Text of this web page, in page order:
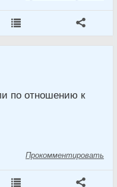
по отношению к
Прокомментировать